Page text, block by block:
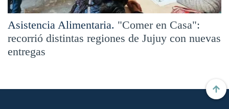
Asistencia Alimentaria. "Comer en Casa":
recorrió distintas regiones de Jujuy con nuevas
entregas